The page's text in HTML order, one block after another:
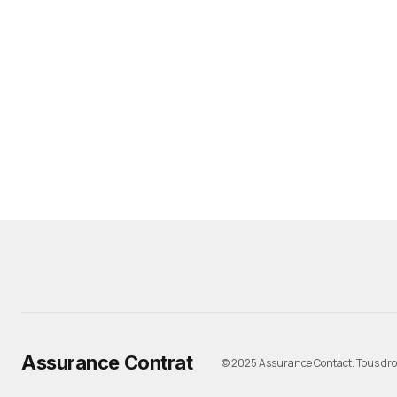
Assurance Contrat © 2025 Assurance Contact. Tous